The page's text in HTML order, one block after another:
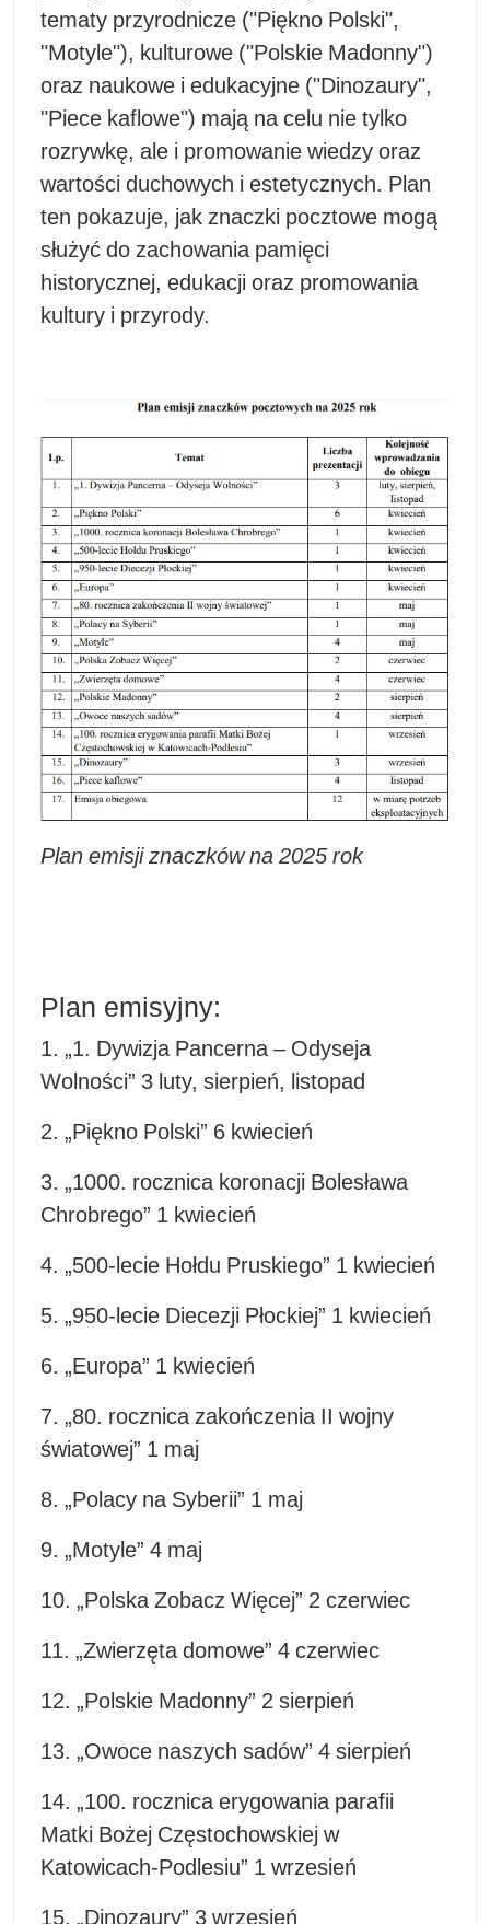
tematy przyrodnicze ("Piękno Polski",
"Motyle"), kulturowe ("Polskie Madonny")
oraz naukowe i edukacyjne ("Dinozaury",
"Piece kaflowe") mają na celu nie tylko
rozrywkę, ale i promowanie wiedzy oraz
wartości duchowych i estetycznych. Plan
ten pokazuje, jak znaczki pocztowe mogą
służyć do zachowania pamięci
historycznej, edukacji oraz promowania
kultury i przyrody.
Plan emisji znaczków na 2025 rok
Plan emisyjny:
1. „1. Dywizja Pancerna – Odyseja
Wolności” 3 luty, sierpień, listopad
2. „Piękno Polski” 6 kwiecień
3. „1000. rocznica koronacji Bolesława
Chrobrego” 1 kwiecień
4. „500-lecie Hołdu Pruskiego” 1 kwiecień
5. „950-lecie Diecezji Płockiej” 1 kwiecień
6. „Europa” 1 kwiecień
7. „80. rocznica zakończenia II wojny
światowej” 1 maj
8. „Polacy na Syberii” 1 maj
9. „Motyle” 4 maj
10. „Polska Zobacz Więcej” 2 czerwiec
11. „Zwierzęta domowe” 4 czerwiec
12. „Polskie Madonny” 2 sierpień
13. „Owoce naszych sadów” 4 sierpień
14. „100. rocznica erygowania parafii
Matki Bożej Częstochowskiej w
Katowicach-Podlesiu” 1 wrzesień
15. „Dinozaury” 3 wrzesień